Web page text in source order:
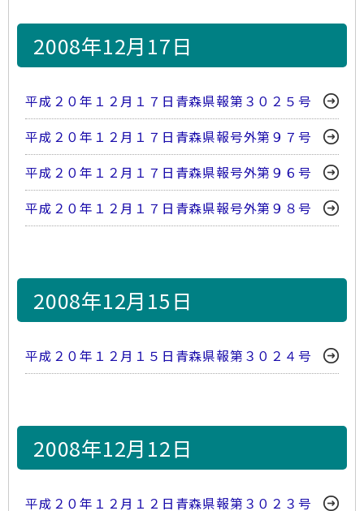
2008年12月17日
平成２０年１２月１７日青森県報第３０２５号
平成２０年１２月１７日青森県報号外第９７号
平成２０年１２月１７日青森県報号外第９６号
平成２０年１２月１７日青森県報号外第９８号
2008年12月15日
平成２０年１２月１５日青森県報第３０２４号
2008年12月12日
平成２０年１２月１２日青森県報第３０２３号